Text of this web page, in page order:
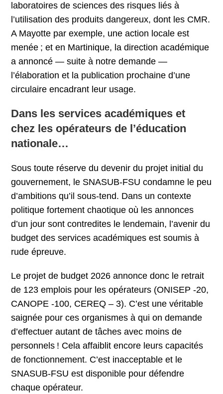
laboratoires de sciences des risques liés à
l’utilisation des produits dangereux, dont les CMR.
A Mayotte par exemple, une action locale est
menée ; et en Martinique, la direction académique
a annoncé — suite à notre demande —
l’élaboration et la publication prochaine d’une
circulaire encadrant leur usage.
Dans les services académiques et
chez les opérateurs de l’éducation
nationale…
Sous toute réserve du devenir du projet initial du
gouvernement, le SNASUB-FSU condamne le peu
d’ambitions qu’il sous-tend. Dans un contexte
politique fortement chaotique où les annonces
d’un jour sont contredites le lendemain, l’avenir du
budget des services académiques est soumis à
rude épreuve.
Le projet de budget 2026 annonce donc le retrait
de 123 emplois pour les opérateurs (ONISEP -20,
CANOPE -100, CEREQ – 3). C’est une véritable
saignée pour ces organismes à qui on demande
d’effectuer autant de tâches avec moins de
personnels ! Cela affaiblit encore leurs capacités
de fonctionnement. C’est inacceptable et le
SNASUB-FSU est disponible pour défendre
chaque opérateur.